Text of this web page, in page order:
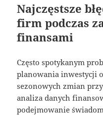
Najczęstsze
firm podczas
finansami
Często spotykanym
planowania inwestycji
sezonowych zmian
analiza danych
podejmowanie